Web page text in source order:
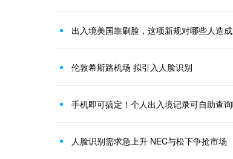
出入境美国靠刷脸，这项新规对哪些人造
伦敦希斯路机场 拟引入人脸识别
手机即可搞定！个人出入境记录可自助查询
人脸识别需求急上升 NEC与松下争抢市场